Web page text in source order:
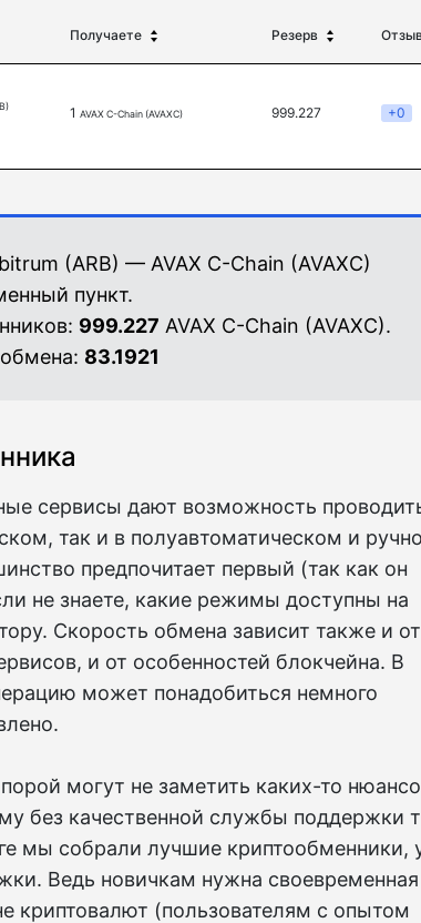
Получаете Резерв
1 AVAX C-Chain (AVAXC) 999.227 +0
(ARB) — AVAX C-Chain (AVAXC)
пункт.
999.227 AVAX C-Chain (AVAXC).
83.1921
сервисы дают возможность
так и в полуавтоматическом и
предпочитает первый (так как он
не знаете, какие режимы доступны на
Скорость обмена зависит также и от
и от особенностей блокчейна. В
может понадобиться немного
могут не заметить каких-то
без качественной службы поддержки
мы собрали лучшие криптообменники,
Ведь новичкам нужна своевременная
криптовалют (пользователям с опытом